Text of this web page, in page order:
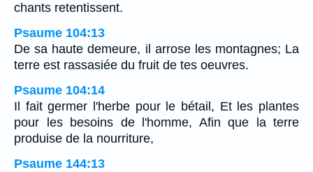
chants retentissent.
Psaume 104:13
De sa haute demeure, il arrose les montagnes; La
terre est rassasiée du fruit de tes oeuvres.
Psaume 104:14
Il fait germer l'herbe pour le bétail, Et les plantes
pour les besoins de l'homme, Afin que la terre
produise de la nourriture,
Psaume 144:13